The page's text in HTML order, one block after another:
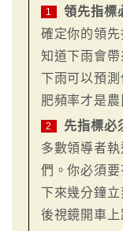
1
領先指標
確定你的領
知道下雨會帶
下雨可以預
肥頻率才是農
2
先指標必
多數領導者
們。你必須
下來幾分鐘
後視鏡開車上